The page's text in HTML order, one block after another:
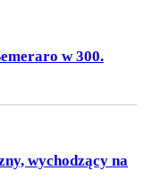
w 300.
wychodzący na